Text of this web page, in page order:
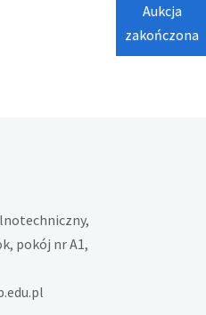
Aukcja
zakończona
pokój nr A1,